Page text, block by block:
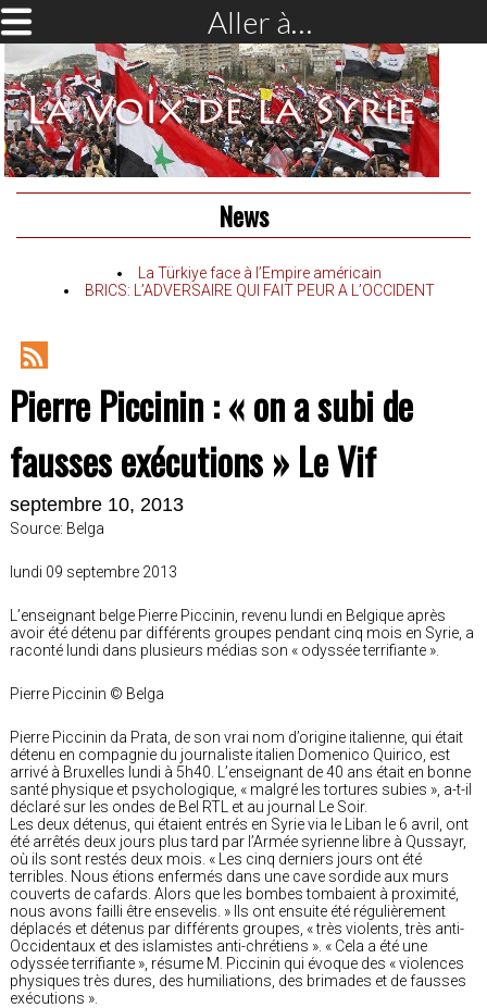
Aller à…
News
La Türkiye face à l’Empire américain
BRICS: L’ADVERSAIRE QUI FAIT PEUR A L’OCCIDENT
RSS
Feed
Pierre Piccinin : « on a subi de
fausses exécutions » Le Vif
septembre 10, 2013
Source: Belga
lundi 09 septembre 2013
L’enseignant belge Pierre Piccinin, revenu lundi en Belgique après
avoir été détenu par différents groupes pendant cinq mois en Syrie, a
raconté lundi dans plusieurs médias son « odyssée terrifiante ».
Pierre Piccinin © Belga
Pierre Piccinin da Prata, de son vrai nom d’origine italienne, qui était
détenu en compagnie du journaliste italien Domenico Quirico, est
arrivé à Bruxelles lundi à 5h40. L’enseignant de 40 ans était en bonne
santé physique et psychologique, « malgré les tortures subies », a-t-il
déclaré sur les ondes de Bel RTL et au journal Le Soir.
Les deux détenus, qui étaient entrés en Syrie via le Liban le 6 avril, ont
été arrêtés deux jours plus tard par l’Armée syrienne libre à Qussayr,
où ils sont restés deux mois. « Les cinq derniers jours ont été
terribles. Nous étions enfermés dans une cave sordide aux murs
couverts de cafards. Alors que les bombes tombaient à proximité,
nous avons failli être ensevelis. » Ils ont ensuite été régulièrement
déplacés et détenus par différents groupes, « très violents, très anti-
Occidentaux et des islamistes anti-chrétiens ». « Cela a été une
odyssée terrifiante », résume M. Piccinin qui évoque des « violences
physiques très dures, des humiliations, des brimades et de fausses
exécutions ».